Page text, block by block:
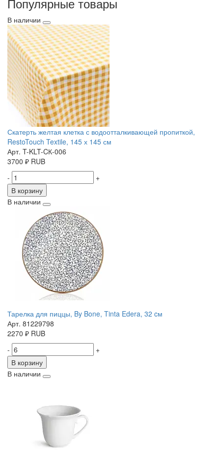
В наличии
Скатерть желтая клетка с водоотталкивающей пропиткой,
RestoTouch Textile, 145 х 145 см
Арт. T-KLT-CК-006
3700 ₽ RUB
-
+
В корзину
В наличии
Тарелка для пиццы, By Bone, Tinta Edera, 32 cм
Арт. 81229798
2270 ₽ RUB
-
+
В корзину
В наличии